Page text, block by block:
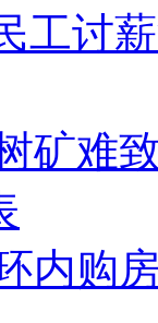
工讨
矿难
内购